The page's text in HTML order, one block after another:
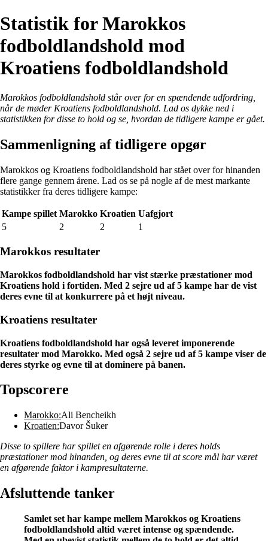
Statistik for Marokkos
fodboldlandshold mod
Kroatiens fodboldlandshold
Marokkos fodboldlandshold står over for en spændende udfordring,
når de møder Kroatiens fodboldlandshold. Lad os dykke ned i
statistikken for disse to hold og se, hvordan de tidligere kampe er gået.
Sammenligning af tidligere opgør
Marokkos og Kroatiens fodboldlandshold har stået over for hinanden
flere gange gennem årene. Lad os se på nogle af de mest markante
statistikker fra deres tidligere kampe:
Kampe spillet Marokko Kroatien Uafgjort
5
2 2 1
Marokkos resultater
Marokkos fodboldlandshold har vist stærke præstationer mod
Kroatiens hold i fortiden. Med 2 sejre ud af 5 kampe har de vist
deres evne til at konkurrere på et højt niveau.
Kroatiens resultater
Kroatiens fodboldlandshold har også leveret imponerende
resultater mod Marokko. Med også 2 sejre ud af 5 kampe viser de
deres styrke og evne til at dominere på banen.
Topscorere
Marokko:Ali Bencheikh
Kroatien:Davor Šuker
Disse to spillere har spillet en afgørende rolle i deres holds
præstationer mod hinanden, og deres evne til at score mål har været
en afgørende faktor i kampresultaterne.
Afsluttende tanker
Samlet set har kampe mellem Marokkos og Kroatiens
fodboldlandshold altid været intense og spændende.